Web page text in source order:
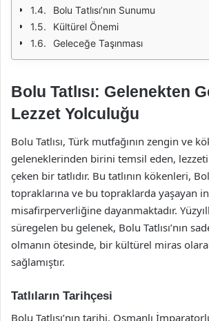
Bolu Tatlısı’nın Sunumu
Kültürel Önemi
Geleceğe Taşınması
Bolu Tatlısı: Gelenekten
Lezzet Yolculuğu
Bolu Tatlısı, Türk mutfağının zengin ve
geleneklerinden birini temsil eden,
çeken bir tatlıdır. Bu tatlının kökenleri,
topraklarına ve bu topraklarda yaşayan
misafirperverliğine dayanmaktadır.
süregelen bu gelenek, Bolu Tatlısı’nın
olmanın ötesinde, bir kültürel miras
sağlamıştır.
Tatlıların Tarihçesi
Bolu Tatlısı’nın tarihi, Osmanlı